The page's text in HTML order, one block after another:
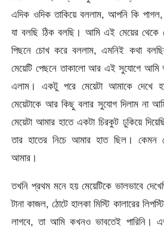
এদিক ওদিক তাকিয়ে বললাম, আপনি কি
যা বলছি ঠিক বলছি। আমি এই মেয়ের থেকে
পিছনে চোখ করে বললাম, এমনিই কথা
মেয়েটি পেছনে তাকালো আর এই সুযোগে আমি
এলাম। একটু পরে মেয়েটা আমাকে দেখে
মেয়েটাকে আর কিছু বলার সুযোগ দিলাম না
মেয়েটা আমার হাতে একটা চিরকুট ঢুকিয়ে
তার হাতের নিচে আমার হাত ছিল। কেমন
আমার।
তখনি প্রথম মনে হয় মেয়েটিকে ভালভাবে
টানা কাজল, ঠোটে হালকা মিস্টি কালারের
লাগবে, তা আমি কখনও ভাবতেই পারিনি।